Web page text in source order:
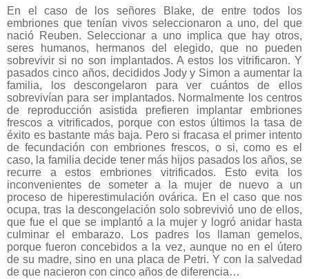
En el caso de los señores Blake, de entre todos los
embriones que tenían vivos seleccionaron a uno, del que
nació Reuben. Seleccionar a uno implica que hay otros,
seres humanos, hermanos del elegido, que no pueden
sobrevivir si no son implantados. A estos los vitrificaron. Y
pasados cinco años, decididos Jody y Simon a aumentar la
familia, los descongelaron para ver cuántos de ellos
sobrevivían para ser implantados. Normalmente los centros
de reproducción asistida prefieren implantar embriones
frescos a vitrificados, porque con estos últimos la tasa de
éxito es bastante más baja. Pero si fracasa el primer intento
de fecundación con embriones frescos, o si, como es el
caso, la familia decide tener más hijos pasados los años, se
recurre a estos embriones vitrificados. Esto evita los
inconvenientes de someter a la mujer de nuevo a un
proceso de hiperestimulación ovárica. En el caso que nos
ocupa, tras la descongelación solo sobrevivió uno de ellos,
que fue el que se implantó a la mujer y logró anidar hasta
culminar el embarazo. Los padres los llaman gemelos,
porque fueron concebidos a la vez, aunque no en el útero
de su madre, sino en una placa de Petri. Y con la salvedad
de que nacieron con cinco años de diferencia…